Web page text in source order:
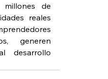
de
reales
generen
desarrollo